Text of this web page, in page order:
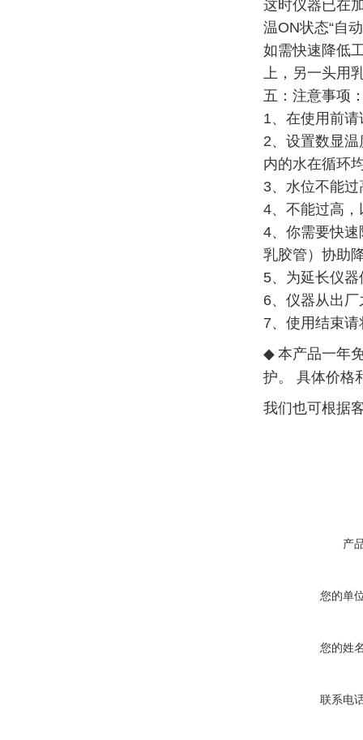
这时仪器已在
温ON状态“自
如需快速降低
上，另一头用
五： 注意事项
1、在使用前
2、设置数显
内的水在循环
3、水位不能
4、不能过高
4、你需要快
乳胶管）协助
5、为延长仪
6、仪器从出
7、使用结束
◆ 本产品一年
护。 具体价格
我们也可根据
产
您的单
您的姓
联系电